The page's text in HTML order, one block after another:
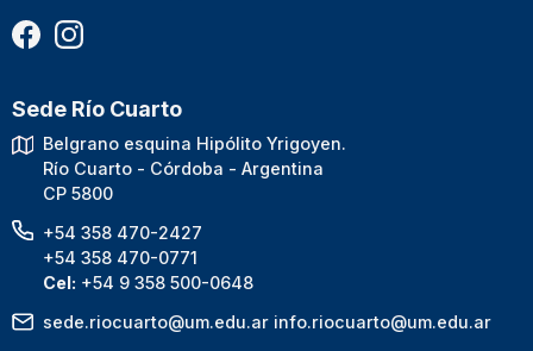
Sede Río Cuarto
Belgrano esquina Hipólito Yrigoyen.
Río Cuarto - Córdoba - Argentina
CP 5800
+54 358 470-2427
+54 358 470-0771
Cel: +54 9 358 500-0648
sede.riocuarto@um.edu.ar info.riocuarto@um.edu.ar